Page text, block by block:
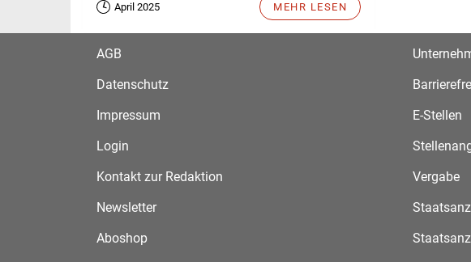
April 2025 MEHR LESEN
AGB
Datenschutz
Impressum
Login
Kontakt zur Redaktion
Newsletter
Aboshop
E-Stellen
Vergabe